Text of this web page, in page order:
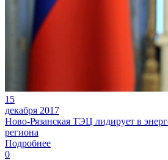
15
декабря 2017
Ново-Рязанская ТЭЦ лидирует в
региона
Подробнее
0